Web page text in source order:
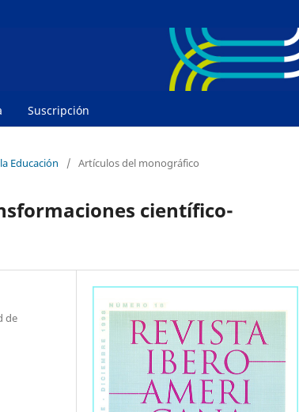
Suscripción
Educación / Artículos del monográfico
científico-
de